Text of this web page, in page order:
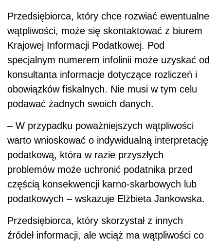
Przedsiębiorca, który chce rozwiać ewentualne
wątpliwości, może się skontaktować z biurem
Krajowej Informacji Podatkowej. Pod
specjalnym numerem infolinii może uzyskać od
konsultanta informacje dotyczące rozliczeń i
obowiązków fiskalnych. Nie musi w tym celu
podawać żadnych swoich danych.
– W przypadku poważniejszych wątpliwości
warto wnioskować o indywidualną interpretację
podatkową, która w razie przyszłych
problemów może uchronić podatnika przed
częścią konsekwencji karno-skarbowych lub
podatkowych – wskazuje Elżbieta Jankowska.
Przedsiębiorca, który skorzystał z innych
źródeł informacji, ale wciąż ma wątpliwości co